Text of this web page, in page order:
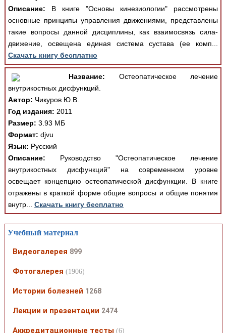
Описание: В книге "Основы кинезиологии" рассмотрены
основные принципы управления движениями, представлены
такие вопросы данной дисциплины, как взаимосвязь сила-
движение, освещена единая система сустава (ее комп...
Скачать книгу бесплатно
Название: Остеопатическое лечение
внутрикостных дисфункций.
Автор: Чикуров Ю.В.
Год издания: 2011
Размер: 3.93 МБ
Формат: djvu
Язык: Русский
Описание: Руководство "Остеопатическое лечение
внутрикостных дисфункций" на современном уровне
освещает концепцию остеопатической дисфункции. В книге
отражены в краткой форме общие вопросы и общие понятия
внутр... Скачать книгу бесплатно
Учебный материал
Видеогалерея 899
Фотогалерея (1906)
Истории болезней 1268
Лекции и презентации 2474
Аккредитационные тесты (6)